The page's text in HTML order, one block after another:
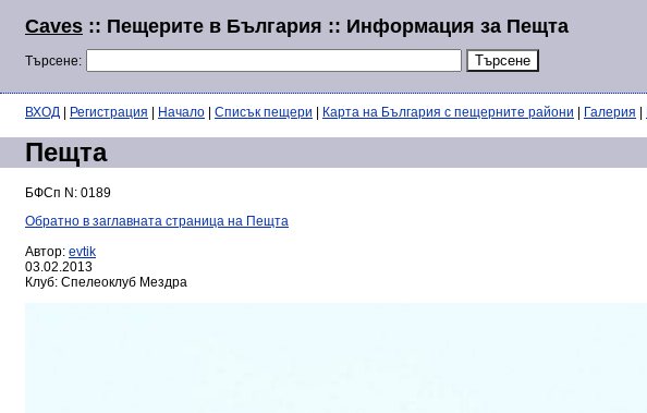
Caves :: Пещерите в България :: Информация за Пещта
Търсене:
ВХОД Регистрация Начало Списък пещери Карта на България с пещерните райони Галерия
Пещта
БФСп N: 0189
Обратно в заглавната страница на Пещта
Автор: evtik
03.02.2013
Клуб: Спелеоклуб Мездра